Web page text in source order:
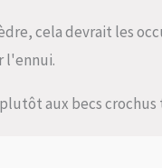
cela devrait les
l'ennui.
aux becs crochus